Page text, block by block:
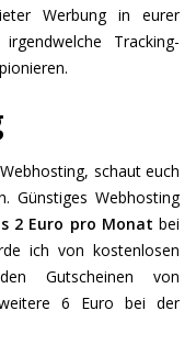
Werbung in eurer
Tracking-
schaut euch
Günstiges Webhosting
2 Euro pro Monat bei
ich von kostenlosen
Gutscheinen von
6 Euro bei der